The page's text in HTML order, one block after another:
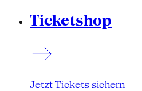
Ticketshop
Jetzt Tickets sichern